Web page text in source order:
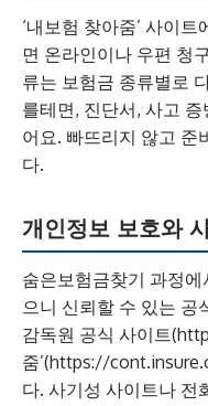
‘내보험 찾아줌’ 사이
면 온라인이나 우편 청
류는 보험금 종류별로
를테면, 진단서, 사고
어요. 빠뜨리지 않고 준
다.
개인정보 보호와
숨은보험금찾기 과정
으니 신뢰할 수 있는 공
감독원 공식 사이트
줌’(https://
다. 사기성 사이트나 전